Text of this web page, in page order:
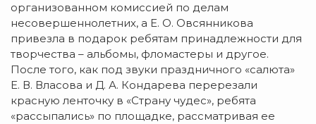
организованном комиссией по делам
несовершеннолетних, а Е. О. Овсянникова
привезла в подарок ребятам принадлежности для
творчества – альбомы, фломастеры и другое.
После того, как под звуки праздничного «салюта»
Е. В. Власова и Д. А. Кондарева перерезали
красную ленточку в «Страну чудес», ребята
«рассыпались» по площадке, рассматривая ее